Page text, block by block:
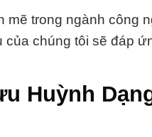
trong ngành công
chúng tôi sẽ đáp
Huỳnh